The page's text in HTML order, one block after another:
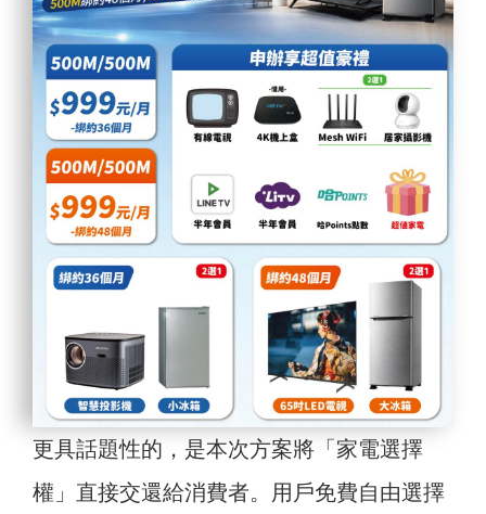
更具話題性的，是本次方案將「家電選擇
權」直接交還給消費者。用戶免費自由選擇